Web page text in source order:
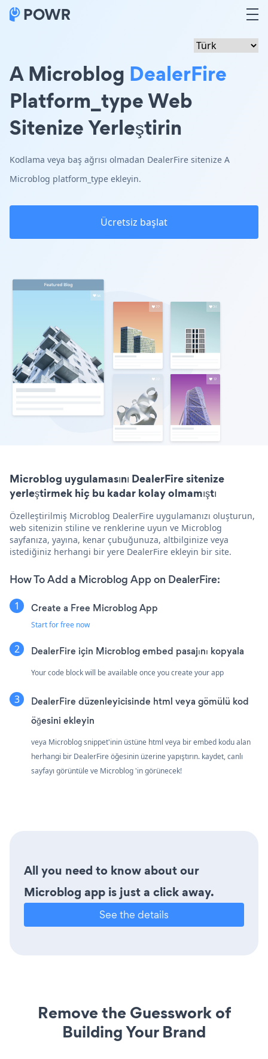
A Microblog DealerFire
Platform_type Web
Sitenize Yerleştirin
Kodlama veya baş ağrısı olmadan DealerFire sitenize A
Microblog platform_type ekleyin.
Ücretsiz başlat
Microblog uygulamasını DealerFire sitenize
yerleştirmek hiç bu kadar kolay olmamıştı
Özelleştirilmiş Microblog DealerFire uygulamanızı oluşturun,
web sitenizin stiline ve renklerine uyun ve Microblog
sayfanıza, yayına, kenar çubuğunuza, altbilginize veya
istediğiniz herhangi bir yere DealerFire ekleyin bir site.
How To Add a Microblog App on DealerFire:
Create a Free Microblog App
Start for free now
DealerFire için Microblog embed pasajını kopyala
Your code block will be available once you create your app
DealerFire düzenleyicisinde html veya gömülü kod
öğesini ekleyin
veya Microblog snippet'inin üstüne html veya bir embed kodu alan
herhangi bir DealerFire öğesinin üzerine yapıştırın. kaydet, canlı
sayfayı görüntüle ve Microblog 'in görünecek!
All you need to know about our
Microblog app is just a click away.
See the details
Remove the Guesswork of
Building Your Brand